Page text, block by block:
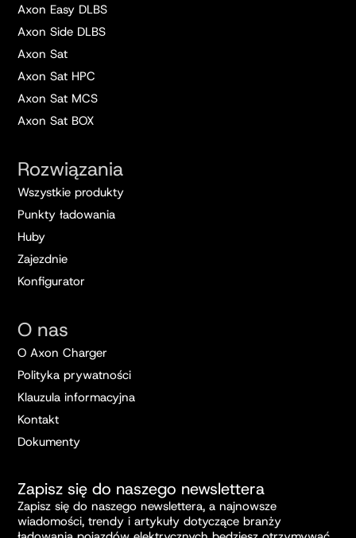
Axon Easy DLBS
Axon Side DLBS
Axon Sat
Axon Sat HPC
Axon Sat MCS
Axon Sat BOX
Rozwiązania
Wszystkie produkty
Punkty ładowania
Huby
Zajezdnie
Konfigurator
O nas
O Axon Charger
Polityka prywatności
Klauzula informacyjna
Kontakt
Dokumenty
Zapisz się do naszego newslettera
Zapisz się do naszego newslettera, a najnowsze
wiadomości, trendy i artykuły dotyczące branży